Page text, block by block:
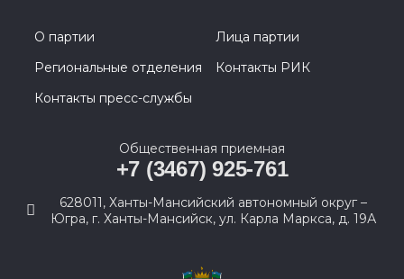
О партии
Лица партии
Региональные отделения
Контакты РИК
Контакты пресс-службы
Общественная приемная
+7 (3467) 925-761
628011, Ханты-Мансийский автономный округ –
Югра, г. Ханты-Мансийск, ул. Карла Маркса, д. 19А